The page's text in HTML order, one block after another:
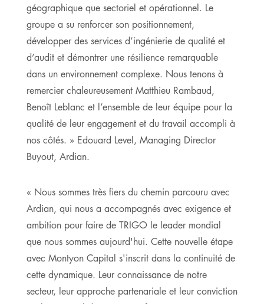
géographique que sectoriel et opérationnel. Le
groupe a su renforcer son positionnement,
développer des services d’ingénierie de qualité et
d’audit et démontrer une résilience remarquable
dans un environnement complexe. Nous tenons à
remercier chaleureusement Matthieu Rambaud,
Benoît Leblanc et l’ensemble de leur équipe pour la
qualité de leur engagement et du travail accompli à
nos côtés. » Edouard Level, Managing Director
Buyout, Ardian.
« Nous sommes très fiers du chemin parcouru avec
Ardian, qui nous a accompagnés avec exigence et
ambition pour faire de TRIGO le leader mondial
que nous sommes aujourd'hui. Cette nouvelle étape
avec Montyon Capital s'inscrit dans la continuité de
cette dynamique. Leur connaissance de notre
secteur, leur approche partenariale et leur conviction